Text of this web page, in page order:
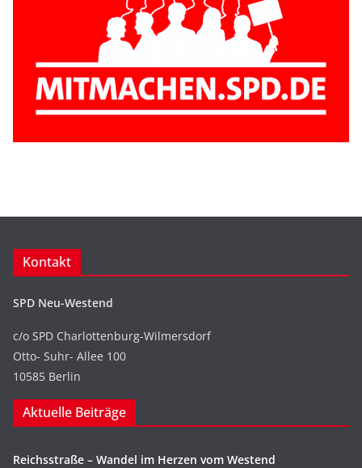
Kontakt
SPD Neu-Westend
c/o SPD Charlottenburg-Wilmersdorf
Otto- Suhr- Allee 100
10585 Berlin
Aktuelle Beiträge
Reichsstraße – Wandel im Herzen vom Westend